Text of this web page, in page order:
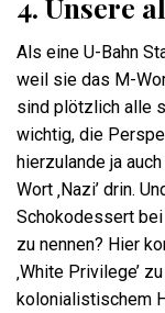
4. Unsere
Als eine U-Bahn
weil sie das M-
sind plötzlich alle
wichtig, die
hierzulande ja
Wort ‚Nazi’ drin.
Schokodessert
zu nennen? Hier
‚White Privilege’
kolonialistischem